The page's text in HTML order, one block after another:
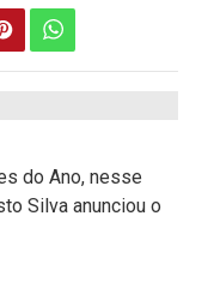
do Ano, nesse
Silva anunciou o